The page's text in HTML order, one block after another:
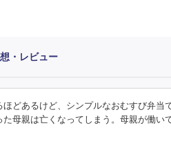
・レビュー
どあるけど、シンプルなおむすび弁
母親は亡くなってしまう。母親が働い